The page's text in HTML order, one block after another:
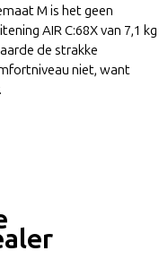
M is het geen
AIR C:68X van 7,1 kg
de strakke
niet, want